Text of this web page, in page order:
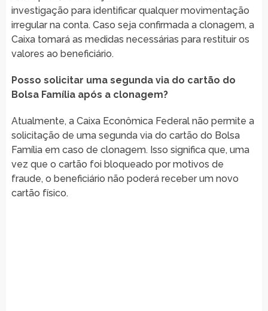
investigação para identificar qualquer movimentação
irregular na conta. Caso seja confirmada a clonagem, a
Caixa tomará as medidas necessárias para restituir os
valores ao beneficiário.
Posso solicitar uma segunda via do cartão do
Bolsa Família após a clonagem?
Atualmente, a Caixa Econômica Federal não permite a
solicitação de uma segunda via do cartão do Bolsa
Família em caso de clonagem. Isso significa que, uma
vez que o cartão foi bloqueado por motivos de
fraude, o beneficiário não poderá receber um novo
cartão físico.